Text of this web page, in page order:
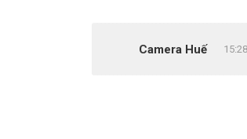
Camera Huế